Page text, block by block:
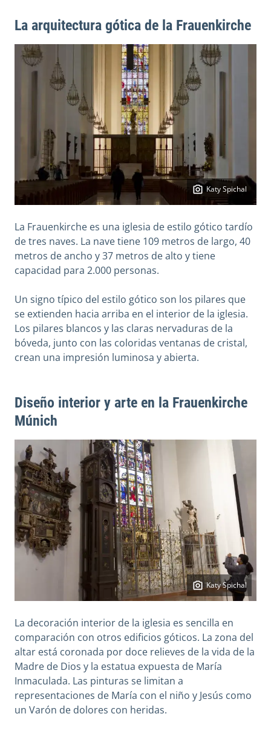
La arquitectura gótica de la Frauenkirche
Katy Spichal
La Frauenkirche es una iglesia de estilo gótico tardío
de tres naves. La nave tiene 109 metros de largo, 40
metros de ancho y 37 metros de alto y tiene
capacidad para 2.000 personas.
Un signo típico del estilo gótico son los pilares que
se extienden hacia arriba en el interior de la iglesia.
Los pilares blancos y las claras nervaduras de la
bóveda, junto con las coloridas ventanas de cristal,
crean una impresión luminosa y abierta.
Diseño interior y arte en la Frauenkirche
Múnich
Katy Spichal
La decoración interior de la iglesia es sencilla en
comparación con otros edificios góticos. La zona del
altar está coronada por doce relieves de la vida de la
Madre de Dios y la estatua expuesta de María
Inmaculada. Las pinturas se limitan a
representaciones de María con el niño y Jesús como
un Varón de dolores con heridas.